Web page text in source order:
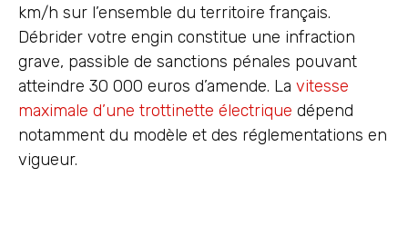
km/h sur l’ensemble du territoire français.
Débrider votre engin constitue une infraction
grave, passible de sanctions pénales pouvant
atteindre 30 000 euros d’amende. La vitesse
maximale d’une trottinette électrique dépend
notamment du modèle et des réglementations en
vigueur.